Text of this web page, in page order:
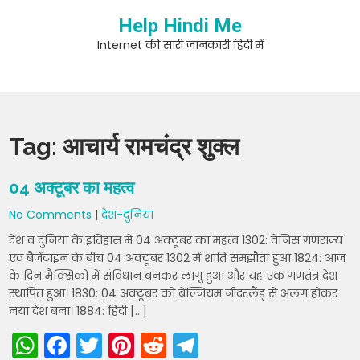
Help Hindi Me
Internet की सारी जानकारी हिंदी में
Tag:आचार्य रामचंद्र शुक्ल
04 अक्टूबर का महत्व
No Comments |देश-दुनिया
देश व दुनिया के इतिहास में 04 अक्टूबर का महत्व 1302: वेनिस गणराज्य
एवं बैजेंटाइन के बीच 04 अक्टूबर 1302 में शांति समझौता हुआ 1824: आज
के दिन मैक्सिको में संविधान बनकर लागू हुआ और यह एक गणतंत्र देश
स्थापित हुआ। 1830: 04 अक्टूबर को बेल्जियम नीदरलैंड् से अलग होकर
नया देश बना। 1884: हिंदी […]
W F T Pi R